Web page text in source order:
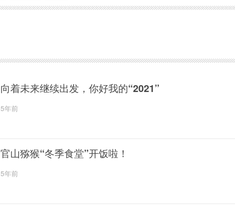
向着未来继续出发，你好我的“2021”
5年前
官山猕猴“冬季食堂”开饭啦！
5年前